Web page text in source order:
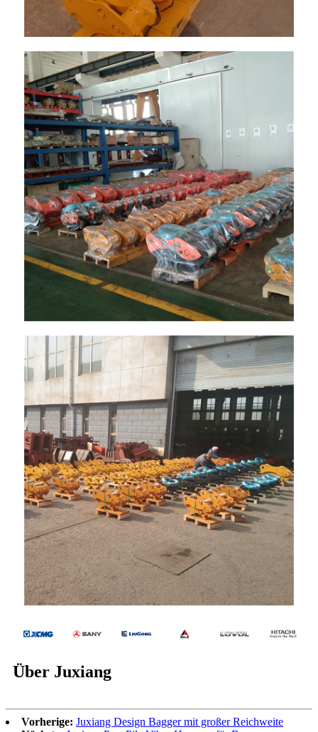
Über Juxiang
Vorherige: Juxiang Design Bagger mit großer Reichweite